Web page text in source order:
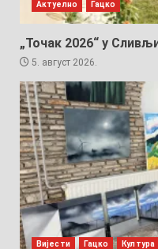
Актуелно Гацко
„Точак 2026“ у
5. август 2026.
Вијести Гацко Култура